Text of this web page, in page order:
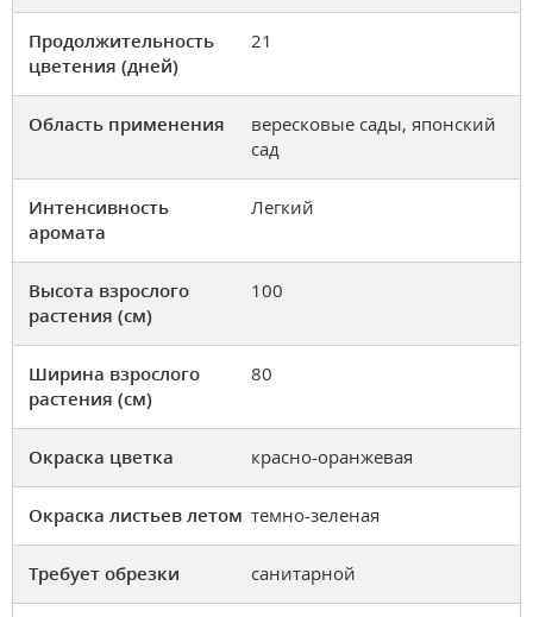
Продолжительность
цветения (дней)
21
Область применения
вересковые сады, японский
сад
Интенсивность
аромата
Легкий
Высота взрослого
растения (см)
100
Ширина взрослого
растения (см)
80
Окраска цветка красно-оранжевая
Окраска листьев летом темно-зеленая
Требует обрезки санитарной